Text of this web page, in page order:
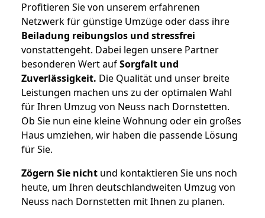
Profitieren Sie von unserem erfahrenen
Netzwerk für günstige Umzüge oder dass ihre
Beiladung reibungslos und stressfrei
vonstattengeht. Dabei legen unsere Partner
besonderen Wert aufSorgfalt und
Zuverlässigkeit. Die Qualität und unser breite
Leistungen machen uns zu der optimalen Wahl
für Ihren Umzug von Neuss nach Dornstetten.
Ob Sie nun eine kleine Wohnung oder ein großes
Haus umziehen, wir haben die passende Lösung
für Sie.
Zögern Sie nicht und kontaktieren Sie uns noch
heute, um Ihren deutschlandweiten Umzug von
Neuss nach Dornstetten mit Ihnen zu planen.